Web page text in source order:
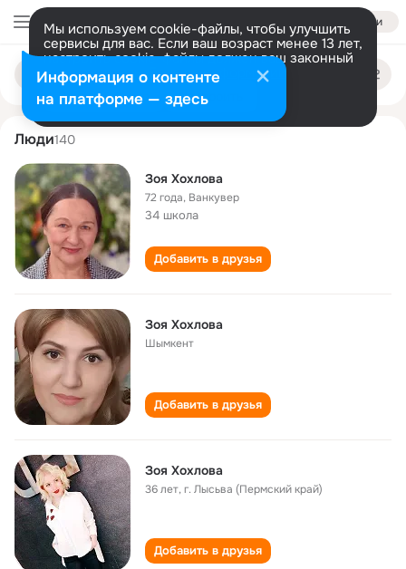
Войти
Мы используем cookie-файлы, чтобы улучшить
сервисы для вас. Если ваш возраст менее 13 лет,
настроить cookie-файлы должен ваш законный
представитель. Больше информации
Разрешить все Настроить
Поиск
людям
zoya khokhlova
Люди140
Зоя Хохлова
72 года, Ванкувер
34 школа
Добавить в друзья
Зоя Хохлова
Шымкент
Добавить в друзья
Зоя Хохлова
36 лет,г. Лысьва (Пермский край)
Добавить в друзья
Информация о контенте
на платформе — здесь